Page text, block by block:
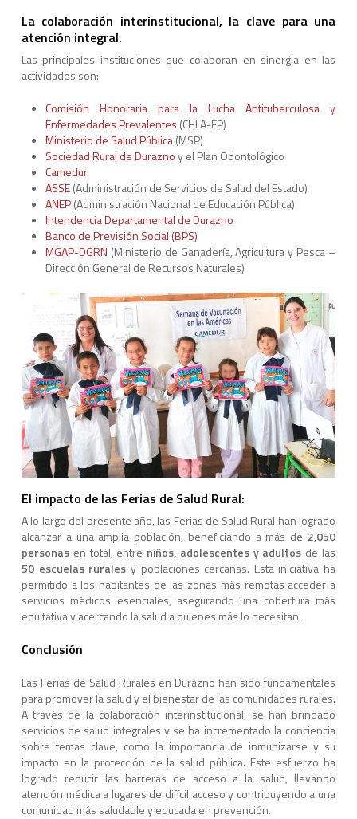
La colaboración interinstitucional, la clave para una
atención integral.
Las principales instituciones que colaboran en sinergia en las
actividades son:
Comisión Honoraria para la Lucha Antituberculosa y
Enfermedades Prevalentes (CHLA-EP)
Ministerio de Salud Pública(MSP)
Sociedad Rural de Duraznoy el Plan Odontológico
Camedur
ASSE(Administración de Servicios de Salud del Estado)
ANEP(Administración Nacional de Educación Pública)
Intendencia Departamental de Durazno
Banco de Previsión Social (BPS)
MGAP-DGRN (Ministerio de Ganadería, Agricultura y Pesca –
Dirección General de Recursos Naturales)
El impacto de las Ferias de Salud Rural:
A lo largo del presente año, las Ferias de Salud Rural han logrado
alcanzar a una amplia población, beneficiando a más de 2,050
personasen total, entre niños, adolescentes y adultos de las
50 escuelas rurales y poblaciones cercanas. Esta iniciativa ha
permitido a los habitantes de las zonas más remotas acceder a
servicios médicos esenciales, asegurando una cobertura más
equitativa y acercando la salud a quienes más lo necesitan.
Conclusión
Las Ferias de Salud Rurales en Durazno han sido fundamentales
para promover la salud y el bienestar de las comunidades rurales.
A través de la colaboración interinstitucional, se han brindado
servicios de salud integrales y se ha incrementado la conciencia
sobre temas clave, como la importancia de inmunizarse y su
impacto en la protección de la salud pública. Este esfuerzo ha
logrado reducir las barreras de acceso a la salud, llevando
atención médica a lugares de difícil acceso y contribuyendo a una
comunidad más saludable y educada en prevención.